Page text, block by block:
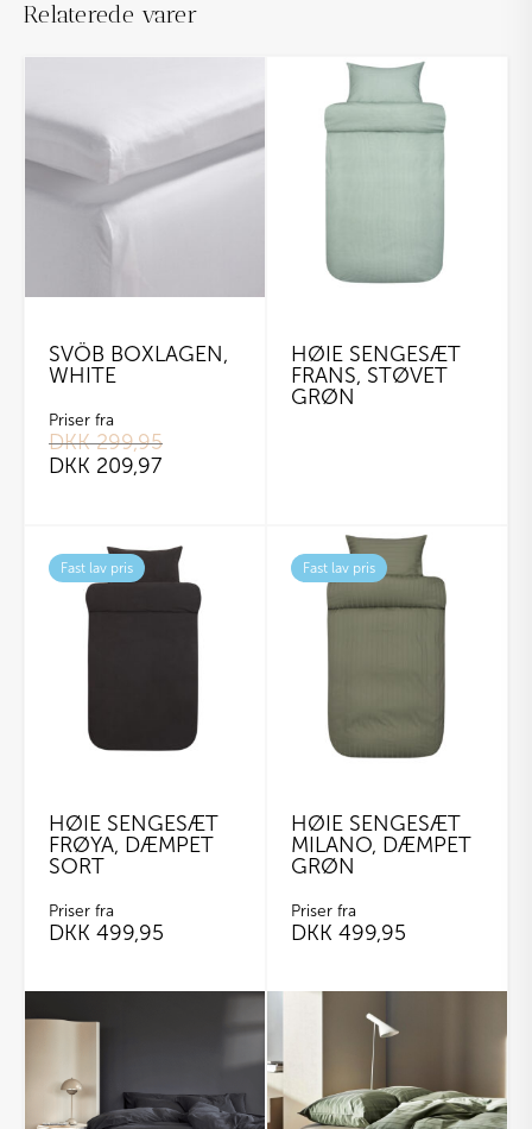
Relaterede varer
SVÖB BOXLAGEN,
WHITE
Priser fra
DKK299,95
DKK 209,97
vare
varianter.
HØIE SENGESÆT
FRANS, STØVET
GRØN
Fast lav pris
HØIE SENGESÆT
FRØYA, DÆMPET
SORT
Priser fra
DKK 499,95
flere
Fast lav pris
HØIE SENGESÆT
MILANO, DÆMPET
GRØN
Priser fra
DKK 499,95
flere
varianter.